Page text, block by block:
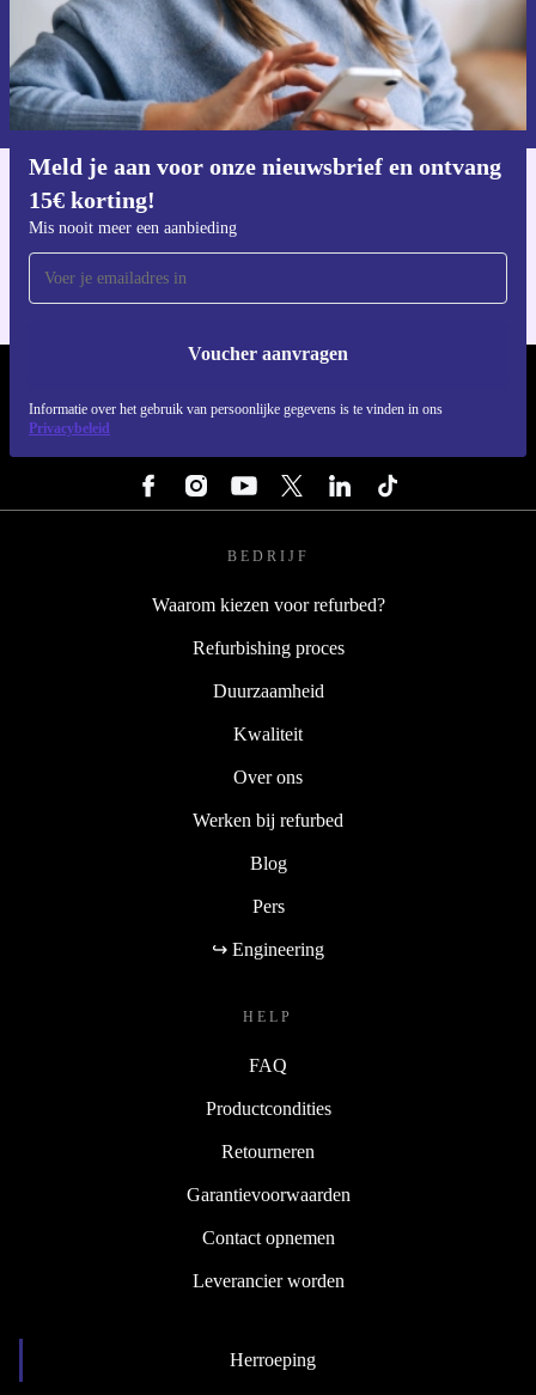
Meld je aan voor onze nieuwsbrief en ontvang
15€ korting!
Mis nooit meer een aanbieding
Voucher aanvragen
Informatie over het gebruik van persoonlijke gegevens is te vinden in ons
Privacybeleid
Voucher aanvragen
Informatie over het gebruik van persoonsgegevens vind je in ons
privacybeleid.
Voor iOS en Android
BEDRIJF
Waarom kiezen voor refurbed?
Refurbishing proces
Duurzaamheid
Kwaliteit
Over ons
Werken bij refurbed
Blog
Pers
↪ Engineering
HELP
FAQ
Productcondities
Retourneren
Garantievoorwaarden
Contact opnemen
Leverancier worden
Herroeping